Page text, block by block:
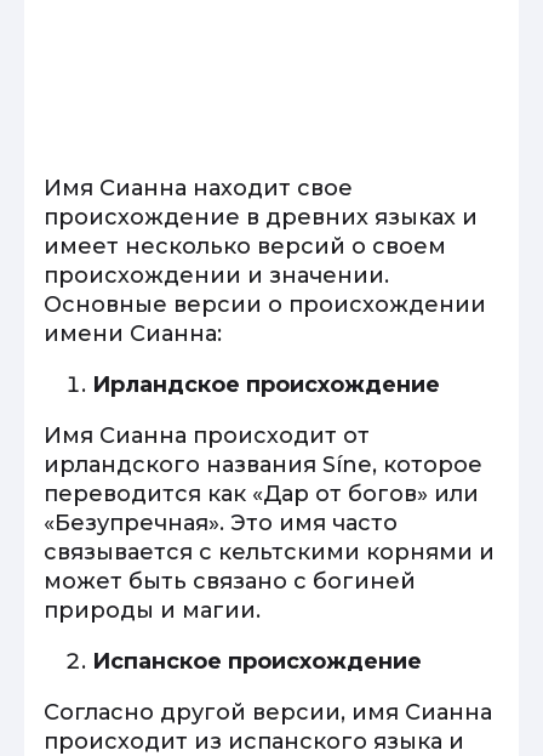
Имя Сианна находит свое
происхождение в древних языках и
имеет несколько версий о своем
происхождении и значении.
Основные версии о происхождении
имени Сианна:
Ирландское происхождение
Имя Сианна происходит от
ирландского названия Síne, которое
переводится как «Дар от богов» или
«Безупречная». Это имя часто
связывается с кельтскими корнями и
может быть связано с богиней
природы и магии.
Испанское происхождение
Согласно другой версии, имя Сианна
происходит из испанского языка и